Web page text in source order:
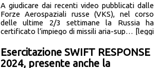
A giudicare dai recenti video pubblicati dalle
Forze Aerospaziali russe (VKS), nel corso
delle ultime 2/3 settimane la Russia ha
certificato l’impiego di missili aria-sup… [leggi
Esercitazione SWIFT RESPONSE
2024, presente anche la